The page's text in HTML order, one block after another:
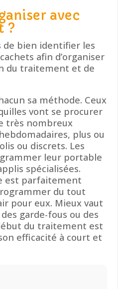
avec
?
de bien identifier les
afin d’organiser
du traitement et de
sa méthode. Ceux
vont se procurer
très nombreux
plus ou
ou discrets. Les
leur portable
spécialisées.
est parfaitement
du tout
pour eux. Mieux vaut
garde-fous ou des
du traitement est
efficacité à court et